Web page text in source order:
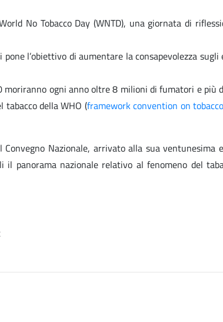
No Tobacco Day (WNTD), una giornata di
l’obiettivo di aumentare la consapevolezza
ogni anno oltre 8 milioni di fumatori e più
tabacco della WHO (framework convention on
Nazionale, arrivato alla sua
panorama nazionale relativo al fenomeno del